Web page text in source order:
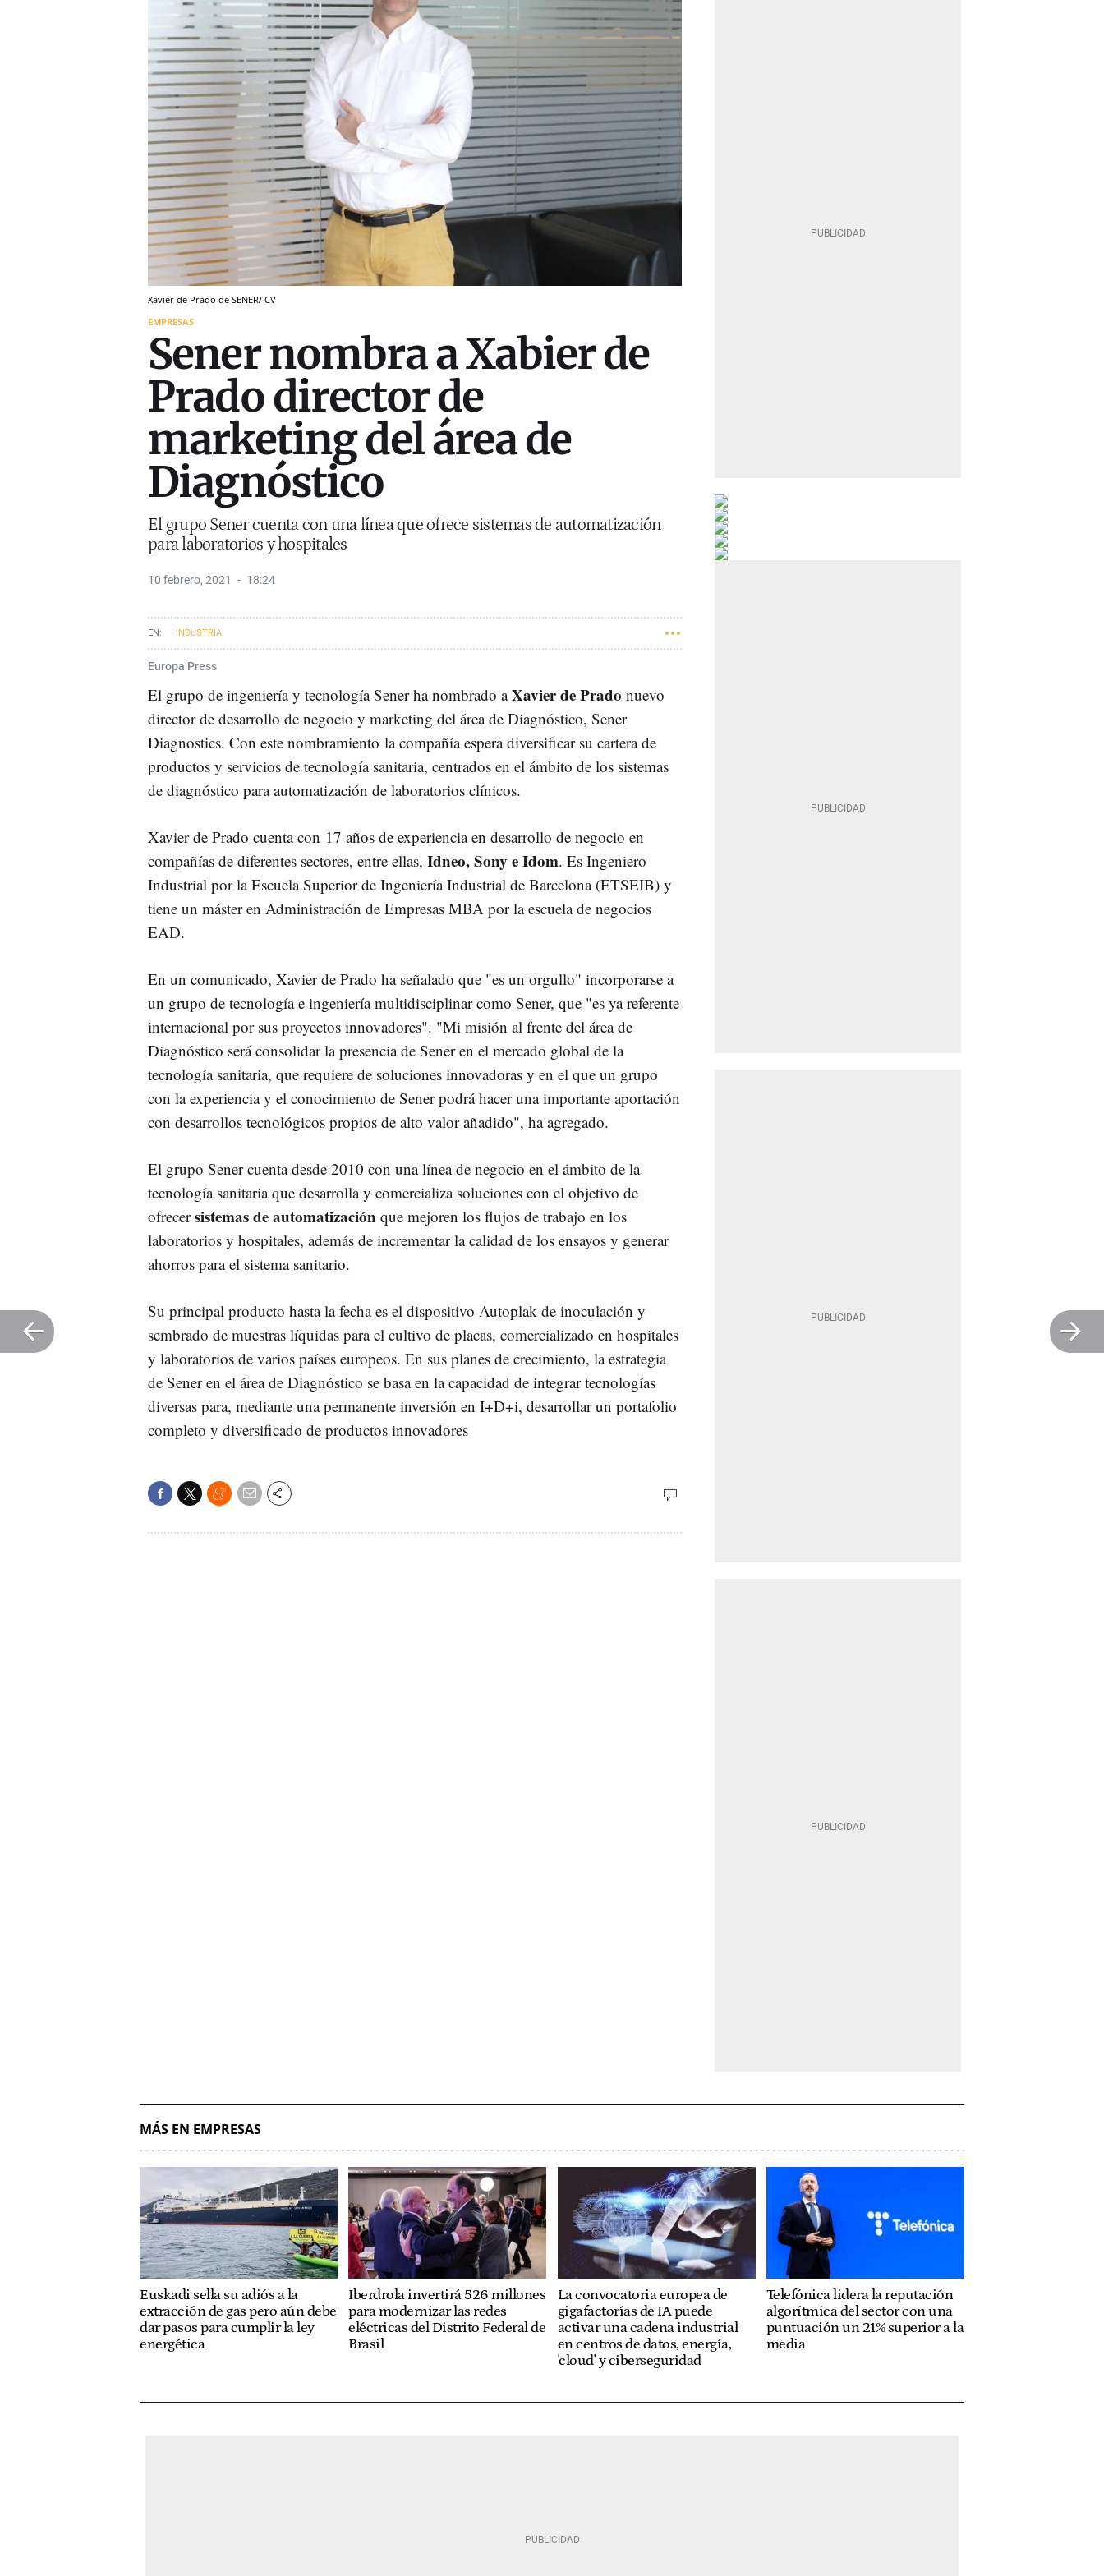
Xavier de Prado de SENER/ CV
EMPRESAS
Sener nombra a Xabier de
Prado director de
marketing del área de
Diagnóstico
El grupo Sener cuenta con una línea que ofrece sistemas de automatización
para laboratorios y hospitales
10 febrero, 2021 18:24
INDUSTRIA
Europa Press
El grupo de ingeniería y tecnología Sener ha nombrado aXavier de Prado nuevo
director de desarrollo de negocio y marketing del área de Diagnóstico, Sener
Diagnostics. Con este nombramiento la compañía espera diversificar su cartera de
productos y servicios de tecnología sanitaria, centrados en el ámbito de los sistemas
de diagnóstico para automatización de laboratorios clínicos.
Xavier de Prado cuenta con 17 años de experiencia en desarrollo de negocio en
compañías de diferentes sectores, entre ellas, Idneo, Sony e Idom. Es Ingeniero
Industrial por la Escuela Superior de Ingeniería Industrial de Barcelona (ETSEIB) y
tiene un máster en Administración de Empresas MBA por la escuela de negocios
EAD.
En un comunicado, Xavier de Prado ha señalado que "es un orgullo" incorporarse a
un grupo de tecnología e ingeniería multidisciplinar como Sener, que "es ya referente
internacional por sus proyectos innovadores". "Mi misión al frente del área de
Diagnóstico será consolidar la presencia de Sener en el mercado global de la
tecnología sanitaria, que requiere de soluciones innovadoras y en el que un grupo
con la experiencia y el conocimiento de Sener podrá hacer una importante aportación
con desarrollos tecnológicos propios de alto valor añadido", ha agregado.
El grupo Sener cuenta desde 2010 con una línea de negocio en el ámbito de la
tecnología sanitaria que desarrolla y comercializa soluciones con el objetivo de
ofrecersistemas de automatización que mejoren los flujos de trabajo en los
laboratorios y hospitales, además de incrementar la calidad de los ensayos y generar
ahorros para el sistema sanitario.
Su principal producto hasta la fecha es el dispositivo Autoplak de inoculación y
sembrado de muestras líquidas para el cultivo de placas, comercializado en hospitales
y laboratorios de varios países europeos. En sus planes de crecimiento, la estrategia
de Sener en el área de Diagnóstico se basa en la capacidad de integrar tecnologías
diversas para, mediante una permanente inversión en I+D+i, desarrollar un portafolio
completo y diversificado de productos innovadores
MÁS EN EMPRESAS
Euskadi sella su adiós a la
extracción de gas pero aún debe
dar pasos para cumplir la ley
energética
Iberdrola invertirá 526 millones
para modernizar las redes
eléctricas del Distrito Federal de
Brasil
La convocatoria europea de
gigafactorías de IA puede
activar una cadena industrial
en centros de datos, energía,
'cloud' y ciberseguridad
Telefónica lidera la reputación
algorítmica del sector con una
puntuación un 21% superior a la
media